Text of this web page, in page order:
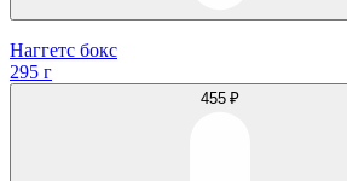
Наггетс бокс
295 г
455 ₽